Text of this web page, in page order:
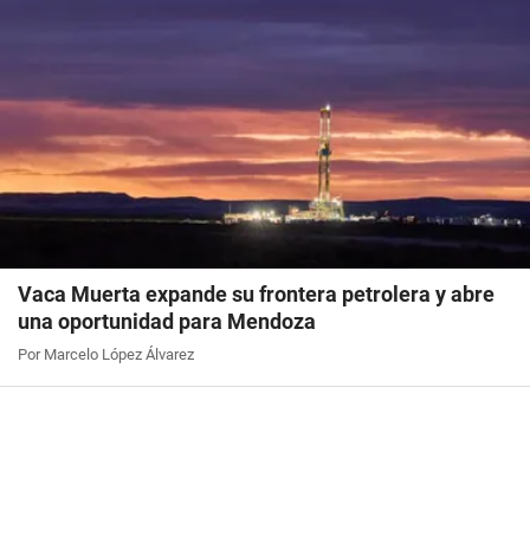
Vaca Muerta expande su frontera petrolera y abre
una oportunidad para Mendoza
Por Marcelo López Álvarez